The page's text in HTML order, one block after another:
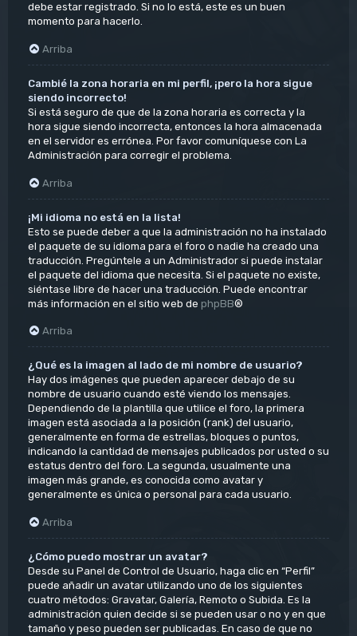
debe estar registrado. Si no lo está, este es un buen
momento para hacerlo.
Arriba
Cambié la zona horaria en mi perfil, ¡pero la hora sigue
siendo incorrecto!
Si está seguro de que de la zona horaria es correcta y la
hora sigue siendo incorrecta, entonces la hora almacenada
en el servidor es errónea. Por favor comuníquese con La
Administración para corregir el problema.
Arriba
¡Mi idioma no está en la lista!
Esto se puede deber a que la administración no ha instalado
el paquete de su idioma para el foro o nadie ha creado una
traducción. Pregúntele a un Administrador si puede instalar
el paquete del idioma que necesita. Si el paquete no existe,
siéntase libre de hacer una traducción. Puede encontrar
más información en el sitio web de phpBB®
Arriba
¿Qué es la imagen al lado de mi nombre de usuario?
Hay dos imágenes que pueden aparecer debajo de su
nombre de usuario cuando esté viendo los mensajes.
Dependiendo de la plantilla que utilice el foro, la primera
imagen está asociada a la posición (rank) del usuario,
generalmente en forma de estrellas, bloques o puntos,
indicando la cantidad de mensajes publicados por usted o su
estatus dentro del foro. La segunda, usualmente una
imagen más grande, es conocida como avatar y
generalmente es única o personal para cada usuario.
Arriba
¿Cómo puedo mostrar un avatar?
Desde su Panel de Control de Usuario, haga clic en “Perfil”
puede añadir un avatar utilizando uno de los siguientes
cuatro métodos: Gravatar, Galería, Remoto o Subida. Es la
administración quien decide si se pueden usar o no y en que
tamaño y peso pueden ser publicadas. En caso de que no